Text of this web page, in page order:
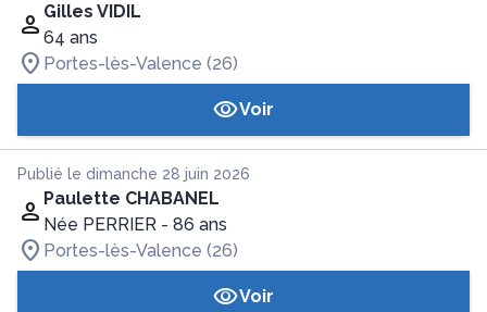
Gilles VIDIL
64 ans
Portes-lès-Valence (26)
Voir
Publié le dimanche 28 juin 2026
Paulette CHABANEL
Née PERRIER - 86 ans
Portes-lès-Valence (26)
Voir